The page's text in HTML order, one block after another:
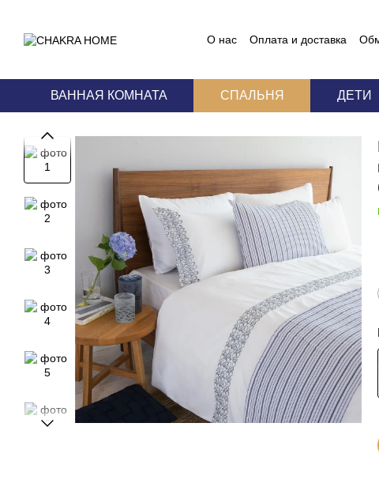
О нас Оплата и доставка
ВАННАЯ КОМНАТА СПАЛЬНЯ ДЕТИ